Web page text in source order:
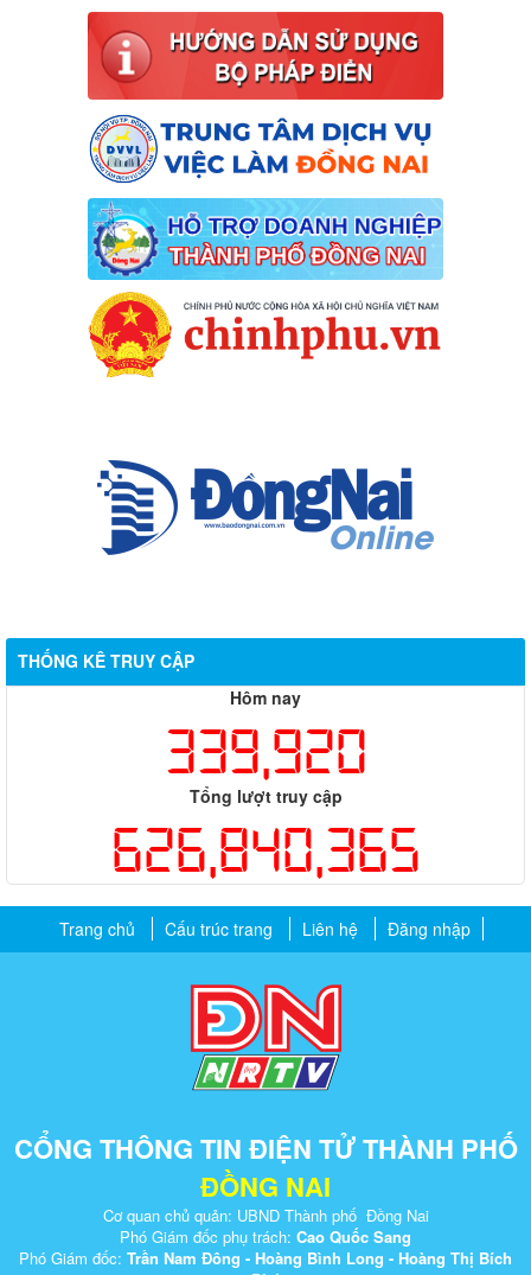
THỐNG KÊ TRUY CẬP
Hôm nay
339,920
Tổng lượt truy cập
626,840,365
Trang chủ Cấu trúc trang Liên hệ Đăng nhập
CỔNG THÔNG TIN ĐIỆN TỬ THÀNH PHỐ
ĐỒNG NAI
Cơ quan chủ quản: UBND Thành phố Đồng Nai
Phó Giám đốc phụ trách: Cao Quốc Sang
Phó Giám đốc: Trần Nam Đông - Hoàng Bình Long - Hoàng Thị Bích